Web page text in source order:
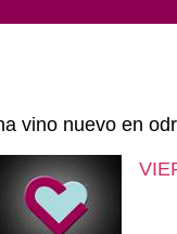
vino nuevo en